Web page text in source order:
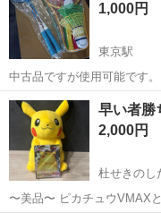
1,000円
東京駅
中古品ですが使用可能です
宮城 仙台市 東京駅
早い者勝
2,000円
杜せきのし
〜美品〜 ピカチュウVMAX